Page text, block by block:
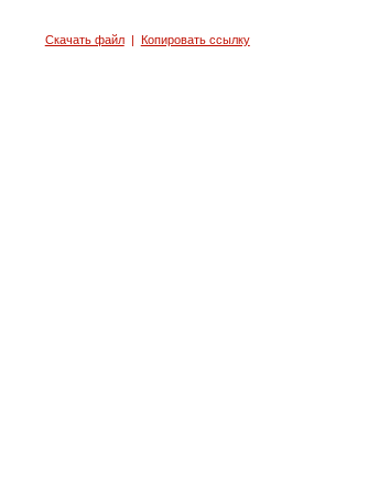
Скачать файл| Копировать ссылку